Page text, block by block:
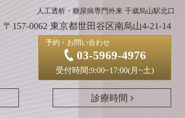
人工透析・糖尿病専門外来 千歳烏山駅北口
〒157-0062 東京都世田谷区南烏山4-21-14
予約・お問い合わせ
03-5969-4976
受付時間:9:00~17:00(月~土)
診療時間